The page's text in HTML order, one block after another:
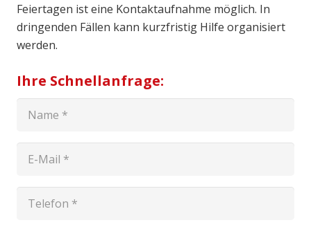
Feiertagen ist eine Kontaktaufnahme möglich. In
dringenden Fällen kann kurzfristig Hilfe organisiert
werden.
Ihre Schnellanfrage: